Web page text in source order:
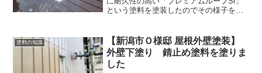
という塗料を塗装したのでその様子をお
ら２０年経過しているということで、
元々あった塗装がほぼなく...
塗料の知識
【新潟市Ｏ様邸 屋根外壁塗装】
外壁下塗り 錆止め塗料を塗りま
した